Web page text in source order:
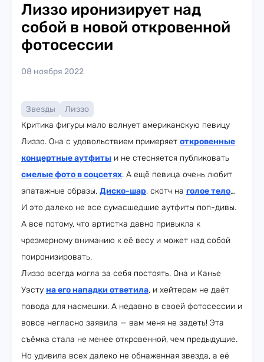
Лиззо иронизирует над
собой в новой откровенной
фотосессии
08 ноября 2022
Звезды
Лиззо
Критика фигуры мало волнует американскую певицу
Лиззо. Она с удовольствием примеряет откровенные
концертные аутфиты и не стесняется публиковать
смелые фото в соцсетях. А ещё певица очень любит
эпатажные образы. Диско-шар, скотч на голое тело…
И это далеко не все сумасшедшие аутфиты поп-дивы.
А все потому, что артистка давно привыкла к
чрезмерному вниманию к её весу и может над собой
поиронизировать.
Лиззо всегда могла за себя постоять. Она и Канье
Уэсту на его нападки ответила, и хейтерам не даёт
повода для насмешки. А недавно в своей фотосессии и
вовсе негласно заявила — вам меня не задеть! Эта
съёмка стала не менее откровенной, чем предыдущие.
Но удивила всех далеко не обнаженная звезда, а её